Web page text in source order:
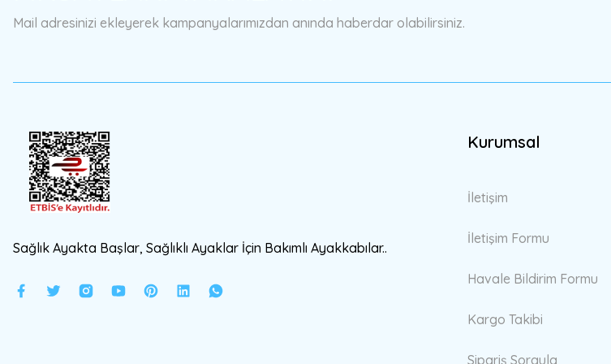
Ürün fiyatı diğer sitelerden daha pahalı.
Mail adresinizi ekleyerek kampanyalarımızdan anında haberdar olabilirsiniz.
Sağlık Ayakta Başlar, Sağlıklı Ayaklar İçin Bakımlı Ayakkabılar..
Kurumsal
İletişim
İletişim Formu
Havale Bildirim Formu
Kargo Takibi
Sipariş Sorgula